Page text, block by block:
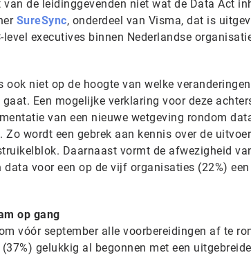
de leidinggevenden niet wat de Data Act
SureSync, onderdeel van Visma, dat is
executives binnen Nederlandse
niet op de hoogte van welke veranderingen
Een mogelijke verklaring voor deze
van een nieuwe wetgeving rondom
wordt een gebrek aan kennis over de
Daarnaast vormt de afwezigheid
voor een op de vijf organisaties (22%) een
op gang
vóór september alle voorbereidingen af te
gelukkig al begonnen met een uitgebreide